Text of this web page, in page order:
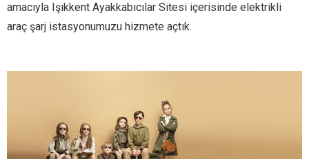
amacıyla Işıkkent Ayakkabıcılar Sitesi içerisinde elektrikli
araç şarj istasyonumuzu hizmete açtık.